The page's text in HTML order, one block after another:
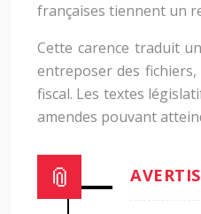
françaises tiennent un
Cette carence traduit
entreposer des
fiscal. Les textes
amendes pouvant